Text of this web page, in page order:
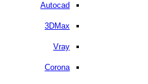
Autocad
3DMax
Vray
Corona